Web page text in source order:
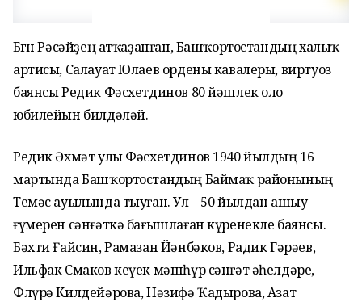
Бөгөн Рәсәйҙең атҡаҙанған, Башҡортостандың халыҡ
артисы, Салауат Юлаев ордены кавалеры, виртуоз
баянсы Редик Фәсхетдинов 80 йәшлек оло
юбилейын билдәләй.
Редик Әхмәт улы Фәсхетдинов 1940 йылдың 16
мартында Башҡортостандың Баймаҡ районының
Темәс ауылында тыуған. Ул – 50 йылдан ашыу
ғүмерен сәнғәткә бағышлаған күренекле баянсы.
Бәхти Ғайсин, Рамазан Йәнбәков, Радик Гәрәев,
Ильфак Смаков кеүек мәшһүр сәнғәт әһелдәре,
Флүрә Килдейәрова, Нәзифә Ҡадырова, Азат